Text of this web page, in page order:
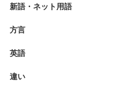
新語・ネット用語
方言
英語
違い